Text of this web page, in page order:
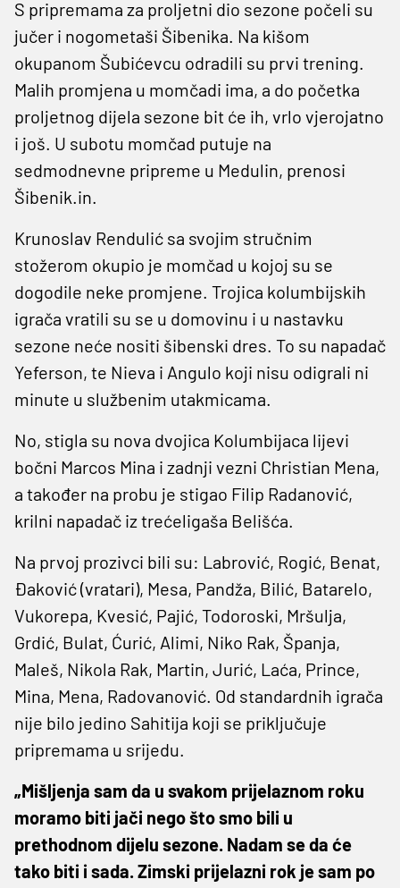
S pripremama za proljetni dio sezone počeli su
jučer i nogometaši Šibenika. Na kišom
okupanom Šubićevcu odradili su prvi trening.
Malih promjena u momčadi ima, a do početka
proljetnog dijela sezone bit će ih, vrlo vjerojatno
i još. U subotu momčad putuje na
sedmodnevne pripreme u Medulin, prenosi
Šibenik.in.
Krunoslav Rendulić sa svojim stručnim
stožerom okupio je momčad u kojoj su se
dogodile neke promjene. Trojica kolumbijskih
igrača vratili su se u domovinu i u nastavku
sezone neće nositi šibenski dres. To su napadač
Yeferson, te Nieva i Angulo koji nisu odigrali ni
minute u službenim utakmicama.
No, stigla su nova dvojica Kolumbijaca lijevi
bočni Marcos Mina i zadnji vezni Christian Mena,
a također na probu je stigao Filip Radanović,
krilni napadač iz trećeligaša Belišća.
Na prvoj prozivci bili su: Labrović, Rogić, Benat,
Đaković (vratari), Mesa, Pandža, Bilić, Batarelo,
Vukorepa, Kvesić, Pajić, Todoroski, Mršulja,
Grdić, Bulat, Ćurić, Alimi, Niko Rak, Španja,
Maleš, Nikola Rak, Martin, Jurić, Laća, Prince,
Mina, Mena, Radovanović. Od standardnih igrača
nije bilo jedino Sahitija koji se priključuje
pripremama u srijedu.
„Mišljenja sam da u svakom prijelaznom roku
moramo biti jači nego što smo bili u
prethodnom dijelu sezone. Nadam se da će
tako biti i sada. Zimski prijelazni rok je sam po